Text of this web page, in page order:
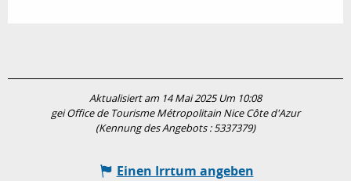
Aktualisiert am 14 Mai 2025 Um 10:08
gei Office de Tourisme Métropolitain Nice Côte d'Azur
(Kennung des Angebots :5337379)
Einen Irrtum angeben